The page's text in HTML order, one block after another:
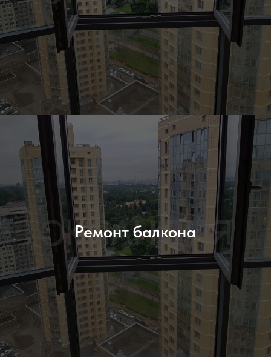
Ремонт балкона